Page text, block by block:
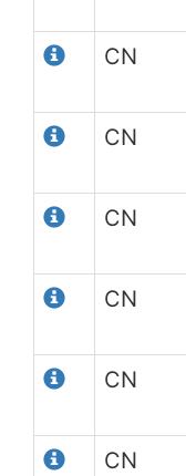
CN
CN
CN
CN
CN
CN